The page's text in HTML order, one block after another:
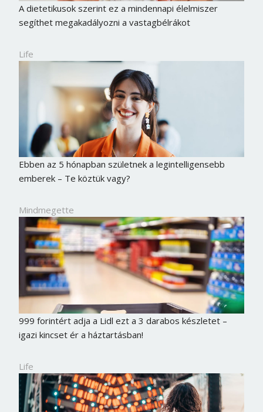
A dietetikusok szerint ez a mindennapi élelmiszer
segíthet megakadályozni a vastagbélrákot
Life
Ebben az 5 hónapban születnek a legintelligensebb
emberek – Te köztük vagy?
Mindmegette
999 forintért adja a Lidl ezt a 3 darabos készletet –
igazi kincset ér a háztartásban!
Life